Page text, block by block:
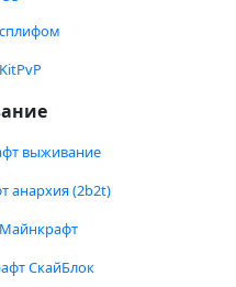
выживание
анархия (2b2t)
СкайБлок